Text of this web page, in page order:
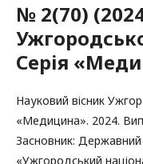
№ 2(70)
Серія
Науковий вісник
«Медицина». 2024.
Засновник:
«Ужгородський